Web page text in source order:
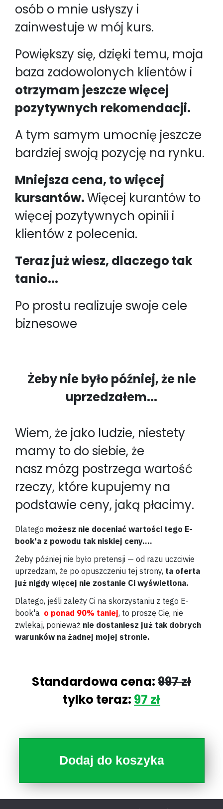
osób o mnie usłyszy i
zainwestuje w mój kurs.
Powiększy się, dzięki temu, moja
baza zadowolonych klientów i
otrzymam jeszcze więcej
pozytywnych rekomendacji.
A tym samym umocnię jeszcze
bardziej swoją pozycję na rynku.
Mniejsza cena, to więcej
kursantów.Więcej kurantów to
więcej pozytywnych opinii i
klientów z polecenia.
Teraz już wiesz, dlaczego tak
tanio...
Po prostu realizuje swoje cele
biznesowe
Żeby nie było później, że nie
uprzedzałem...
Wiem, że jako ludzie, niestety
mamy to do siebie, że
nasz mózg postrzega wartość
rzeczy, które kupujemy na
podstawie ceny, jaką płacimy.
Dlatego możesz nie doceniać wartości tego E-
book'a z powodu tak niskiej ceny....
Żeby później nie było pretensji — od razu uczciwie
uprzedzam, że po opuszczeniu tej strony, ta oferta
już nigdy więcej nie zostanie Ci wyświetlona.
Dlatego, jeśli zależy Ci na skorzystaniu z tego E-
book'a o ponad 90% taniej, to proszę Cię, nie
zwlekaj, ponieważ nie dostaniesz już tak dobrych
warunków na żadnej mojej stronie.
Standardowa cena:997 zł
tylko teraz: 97 zł
Dodaj do koszyka